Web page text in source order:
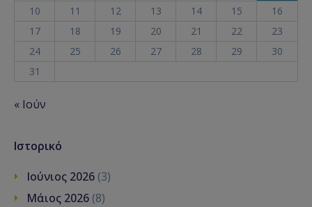
10
11 12 13 14 15
16
17
18 19 20 21 22
23
24
25 26 27 28 29
30
31
« Ιούν
Ιστορικό
Ιούνιος 2026 (3)
Μάιος 2026 (8)